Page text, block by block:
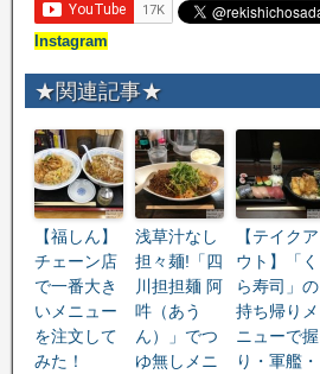
Instagram
★関連記事★
【福しん】
チェーン店
で一番大き
いメニュー
を注文して
みた！
浅草汁なし
担々麺!「四
川担担麺 阿
吽（あう
ん）」でつ
ゆ無しメニ
【テイクア
ウト】「く
ら寿司」の
持ち帰りメ
ニューで握
り・軍艦・